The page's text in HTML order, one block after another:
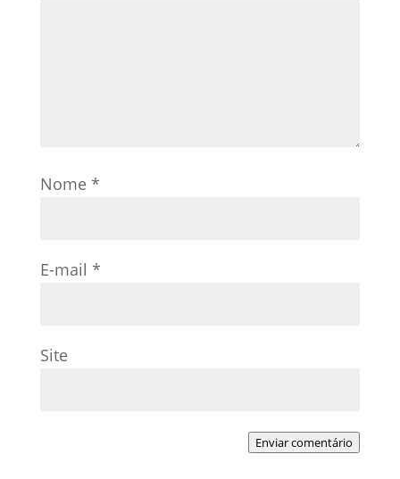
Nome *
E-mail *
Site
Enviar comentário